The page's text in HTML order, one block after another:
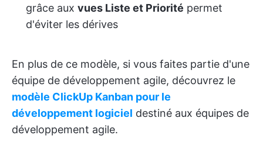
grâce aux vues Liste et Priorité permet
d'éviter les dérives
En plus de ce modèle, si vous faites partie d'une
équipe de développement agile, découvrez le
modèle ClickUp Kanban pour le
développement logiciel destiné aux équipes de
développement agile.